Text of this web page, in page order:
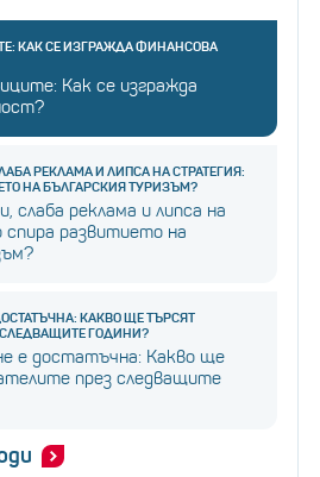
КАК СЕ ИЗГРАЖДА ФИНАНСОВА
Как се изгражда
РЕКЛАМА И ЛИПСА НА СТРАТЕГИЯ:
НА БЪЛГАРСКИЯ ТУРИЗЪМ?
слаба реклама и липса на
развитието на
КАКВО ЩЕ ТЪРСЯТ
СЛЕДВАЩИТЕ ГОДИНИ?
е достатъчна: Какво ще
през следващите